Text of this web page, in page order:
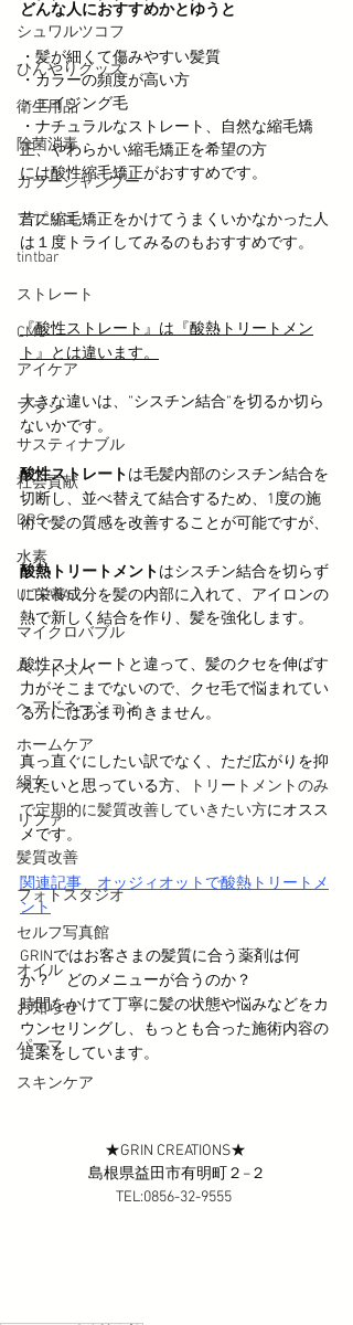
シュワルツコフ
ひんやりグッズ
衛生用品
除菌消毒
カラーシャンプー
アプリエ
tintbar
ストレート
CMC
アイケア
ブラシ
サスティナブル
社会貢献
DRS
水素
ULTOWA
マイクロバブル
ヘッドスパ
ヘアドネーション
ホームケア
絹女
リファ
髪質改善
フォトスタジオ
セルフ写真館
オイル
お知らせ
パーマ
スキンケア
どんな人におすすめかとゆうと
・髪が細くて傷みやすい髪質
・カラーの頻度が高い方
・エイジング毛
・ナチュラルなストレート、自然な縮毛矯
正、やわらかい縮毛矯正を希望の方
には酸性縮毛矯正がおすすめです。
昔に縮毛矯正をかけてうまくいかなかった人
は１度トライしてみるのもおすすめです。
『酸性ストレート』は『酸熱トリートメン
ト』とは違います。
大きな違いは、”シスチン結合”を切るか切ら
ないかです。
酸性ストレートは毛髪内部のシスチン結合を
切断し、並べ替えて結合するため、1度の施
術で髪の質感を改善することが可能ですが、
酸熱トリートメントはシスチン結合を切らず
に栄養成分を髪の内部に入れて、アイロンの
熱で新しく結合を作り、髪を強化します。
酸性ストレートと違って、髪のクセを伸ばす
力がそこまでないので、クセ毛で悩まれてい
る方にはあまり向きません。
真っ直ぐにしたい訳でなく、ただ広がりを抑
えたいと思っている方、
トリートメントのみ
で定期的に髪質改善していきたい方にオスス
メです。
関連記事　オッジィオットで酸熱トリートメ
ント
GRINではお客さまの髪質に合う薬剤は何
か？　どのメニューが合うのか？
時間をかけて丁寧に髪の状態や悩みなどをカ
ウンセリングし、もっとも合った施術内容の
提案をしています。
★GRIN CREATIONS★
島根県益田市有明町２−２
TEL:0856-32-9555